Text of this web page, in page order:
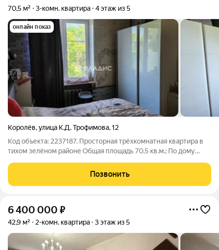
70,5 м² 3-комн. квартира 4 этаж из 5
онлайн показ
Королёв,улица К.Д. Трофимова,12
Код объекта: 2237187. Просторная трёхкомнатная квартира в
тихом зелёном районе Общая площадь 70.5 кв.м.; По дому
3 метра;
Позвонить
6 400 000 ₽
42,9 м² 2-комн. квартира 3 этаж из 5